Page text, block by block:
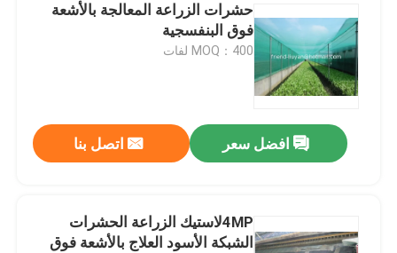
حشرات الزراعة المعالجة بالأشعة
فوق البنفسجية
MOQ：400 لفات
افضل سعر اتصل بنا
4MPلاستيك الزراعة الحشرات
الشبكة الأسود العلاج بالأشعة فوق